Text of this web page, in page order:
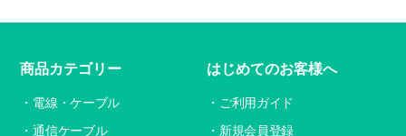
商品カテゴリー
電線・ケーブル
通信ケーブル
はじめてのお客様へ
ご利用ガイド
新規会員登録